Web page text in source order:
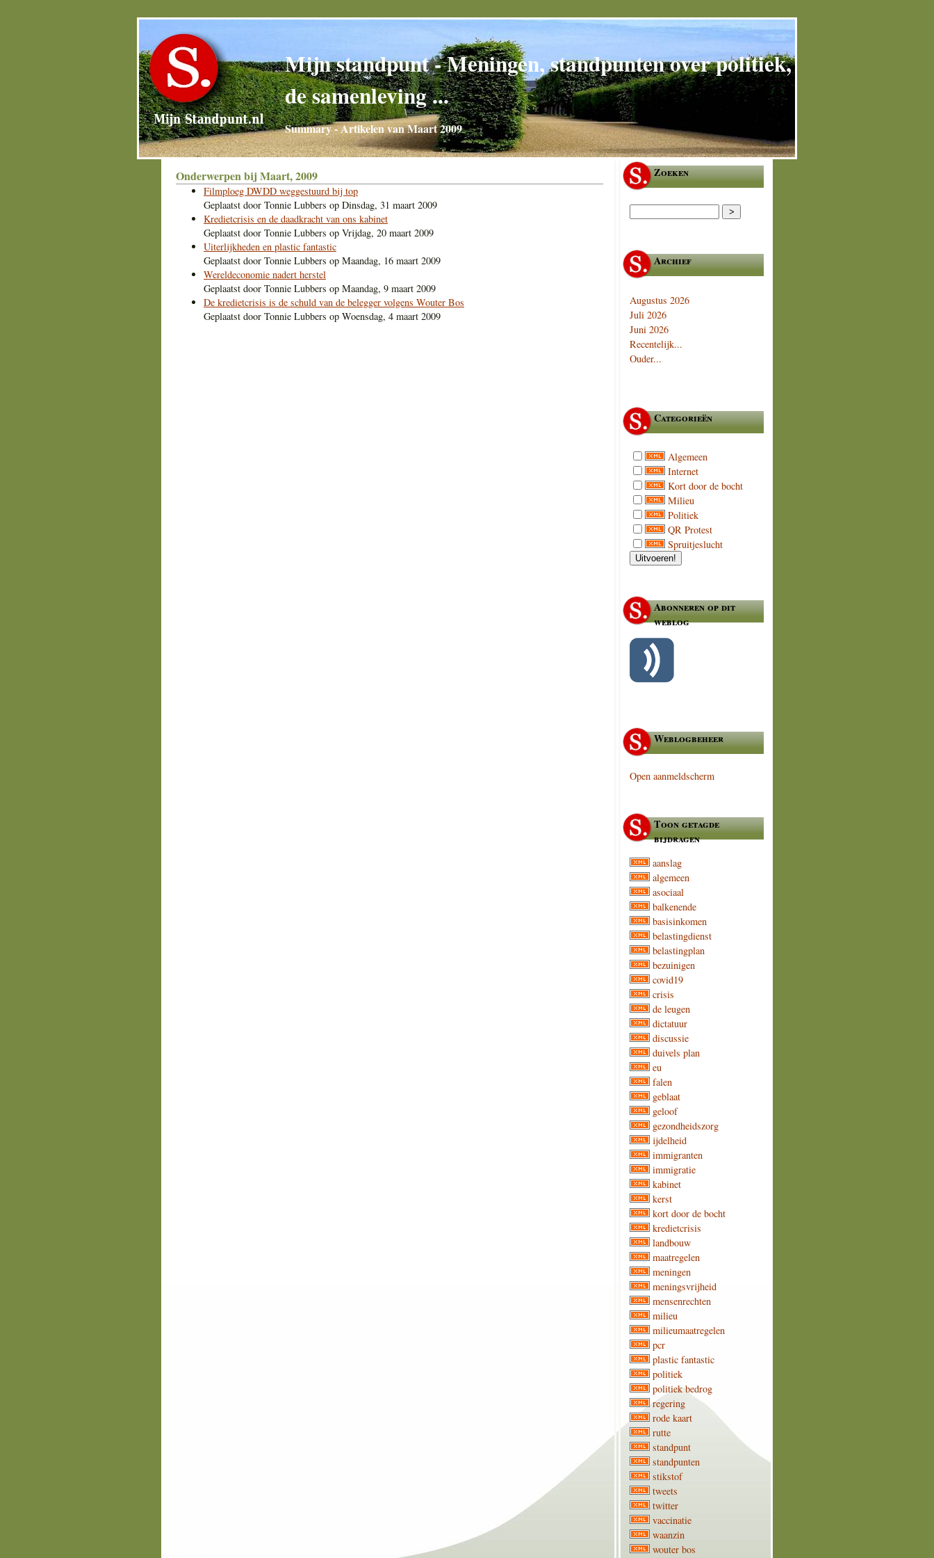
Mijn standpunt - Meningen, standpunten over politiek,
de samenleving ...
Summary - Artikelen van Maart 2009
Onderwerpen bij Maart, 2009
Filmploeg DWDD weggestuurd bij top
Geplaatst door Tonnie Lubbers op Dinsdag, 31 maart 2009
Kredietcrisis en de daadkracht van ons kabinet
Geplaatst door Tonnie Lubbers op Vrijdag, 20 maart 2009
Uiterlijkheden en plastic fantastic
Geplaatst door Tonnie Lubbers op Maandag, 16 maart 2009
Wereldeconomie nadert herstel
Geplaatst door Tonnie Lubbers op Maandag, 9 maart 2009
De kredietcrisis is de schuld van de belegger volgens Wouter Bos
Geplaatst door Tonnie Lubbers op Woensdag, 4 maart 2009
Zoeken
Archief
Augustus 2026
Juli 2026
Juni 2026
Recentelijk...
Ouder...
Categorieën
Algemeen
Internet
Kort door de bocht
Milieu
Politiek
QR Protest
Spruitjeslucht
Abonneren op dit
weblog
Weblogbeheer
Open aanmeldscherm
Toon getagde
bijdragen
aanslag
algemeen
asociaal
balkenende
basisinkomen
belastingdienst
belastingplan
bezuinigen
covid19
crisis
de leugen
dictatuur
discussie
duivels plan
eu
falen
geblaat
geloof
gezondheidszorg
ijdelheid
immigranten
immigratie
kabinet
kerst
kort door de bocht
kredietcrisis
landbouw
maatregelen
meningen
meningsvrijheid
mensenrechten
milieu
milieumaatregelen
pcr
plastic fantastic
politiek
politiek bedrog
regering
rode kaart
rutte
standpunt
standpunten
stikstof
tweets
twitter
vaccinatie
waanzin
wouter bos